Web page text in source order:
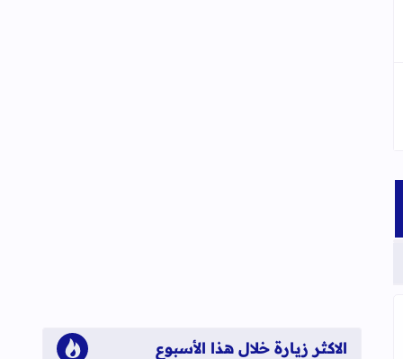
الاكثر زيارة خلال هذا الأسبوع